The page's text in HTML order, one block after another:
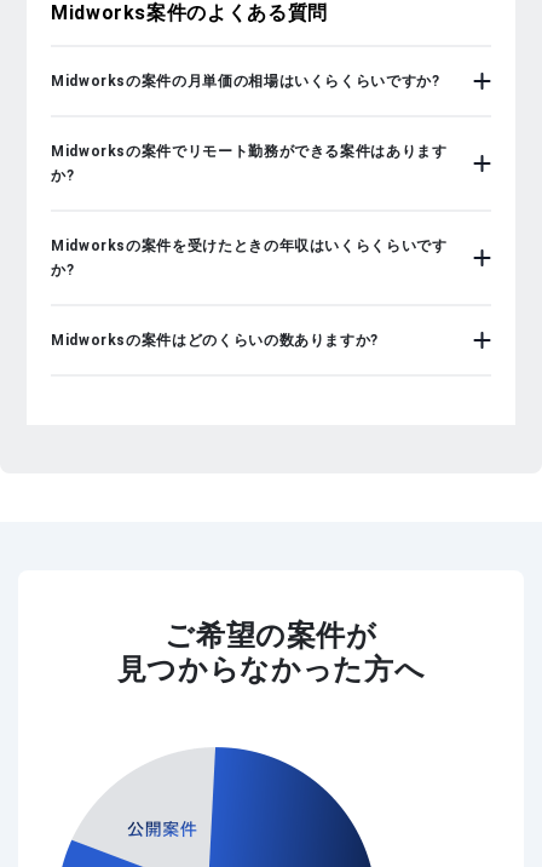
Midworks案件のよくある質問
Midworksの案件の月単価の相場はいくらくらいですか?
Midworksの案件でリモート勤務ができる案件はあります
か?
Midworksの案件を受けたときの年収はいくらくらいです
か?
Midworksの案件はどのくらいの数ありますか?
ご希望の案件が
見つからなかった方へ